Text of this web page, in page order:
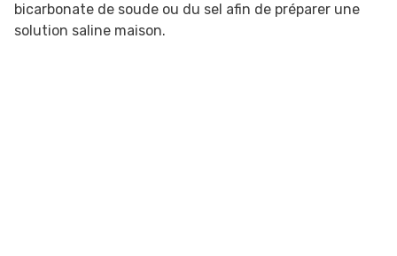
bicarbonate de soude ou du sel afin de préparer une
solution saline maison.